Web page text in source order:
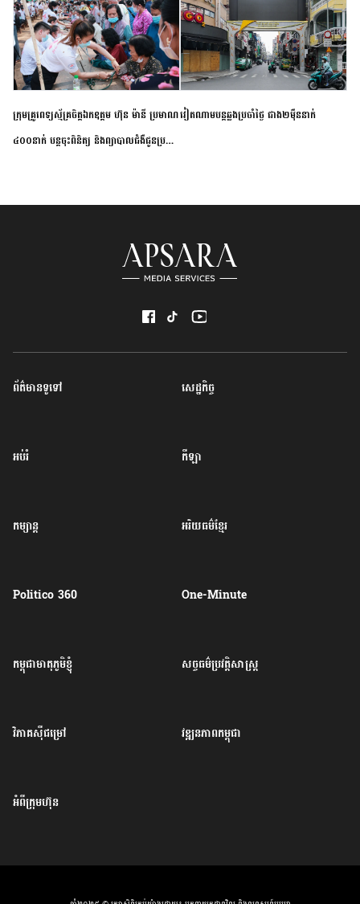
កម្រិតបឋម ដល់ឧត្តម
សិក្សានាពេលខាងមុខ
ខាងមុខនឹងបញ្ជូនសញ្ញា
នៃភាពស្អិតរមួត និង
ការប្តេជ្ញាចិត្ត
អភិវឌ្ឍន៍នុយក្លេអ៊ែរ
ខេត្តកំពង់ចាម ចុះពិនិត្យ
ពិគ្រោះជំងឺទូទៅ និងផ្តល់
ថ្នាំពេទ្យជូនប្រជាពលរដ្ឋ
រស់នៅសង្កាត់បឹងកុក
ក្រុមគ្រូពេទ្យស្ម័គ្រចិត្តឯកឧត្តម ហ៊ុន ម៉ានី ប្រមាណ
៤០០នាក់ បន្តចុះពិនិត្យ និងព្យាបាលជំងឺជូនប្រជា
វៀតណាម​បន្ត​ឆ្លង​ប្រចាំថ្ងៃ​ ​ជាង​២​ម៉ឺន​នាក់​
ព័ត៌មានទូទៅ សេដ្ឋកិច្ច
អប់រំ កីឡា
កម្សាន្ត អរិយធម៌ខ្មែរ
Politico 360 One-Minute
កម្ពុជាមាតុភូមិខ្ញុំ សច្ចធម៌ប្រវត្តិសាស្ត្រ
វិភាគសុីជម្រៅ វឌ្ឍនភាពកម្ពុជា
អំពីក្រុមហ៊ុន